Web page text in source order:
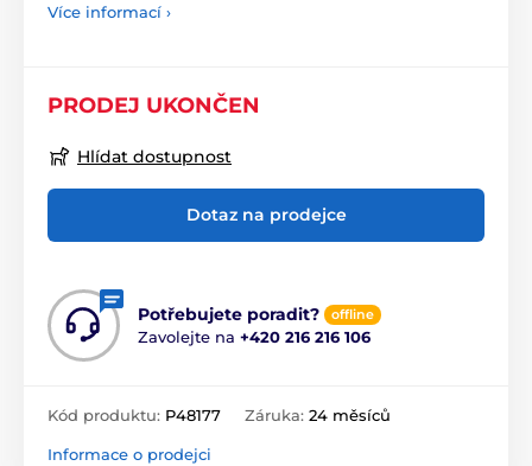
Více informací ›
PRODEJ UKONČEN
Hlídat dostupnost
Dotaz na prodejce
Potřebujete poradit? offline
Zavolejte na +420 216 216 106
Kód produktu: P48177 Záruka: 24 měsíců
Informace o prodejci